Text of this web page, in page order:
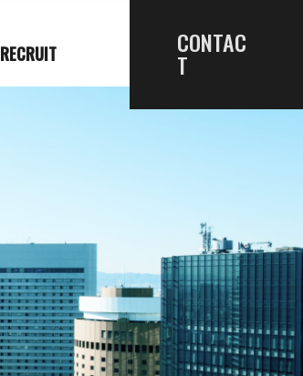
RECRUIT CONTAC
T